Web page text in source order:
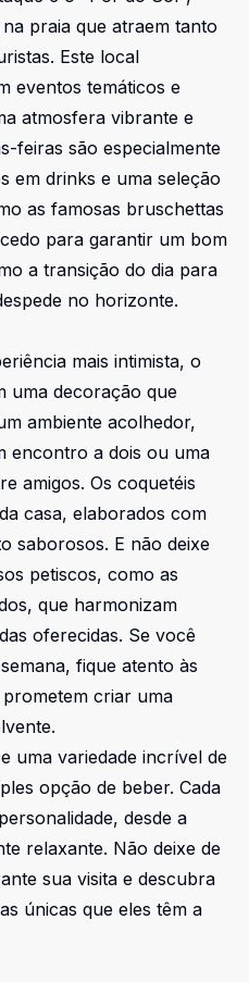
praia que atraem tanto
Este local
eventos temáticos e
atmosfera vibrante e
feiras são especialmente
em drinks e uma seleção
as famosas bruschettas
para garantir um bom
a transição do dia para
no horizonte.
mais intimista, o
uma decoração que
ambiente acolhedor,
encontro a dois ou uma
amigos. Os coquetéis
casa, elaborados com
saborosos. E não deixe
petiscos, como as
que harmonizam
oferecidas. Se você
fique atento às
criar uma
uma variedade incrível de
opção de beber. Cada
desde a
relaxante. Não deixe de
sua visita e descubra
únicas que eles têm a